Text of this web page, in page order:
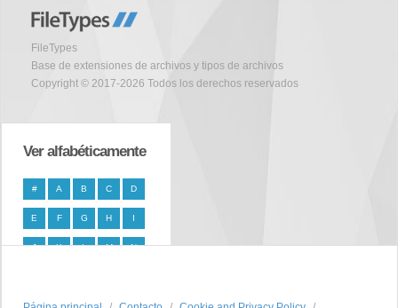
FileTypes
Base de extensiones de archivos y tipos de archivos
Copyright © 2017-2026 Todos los derechos reservados
Ver alfabéticamente
# A B C D
E F G H I
J K L M N
T U V W X